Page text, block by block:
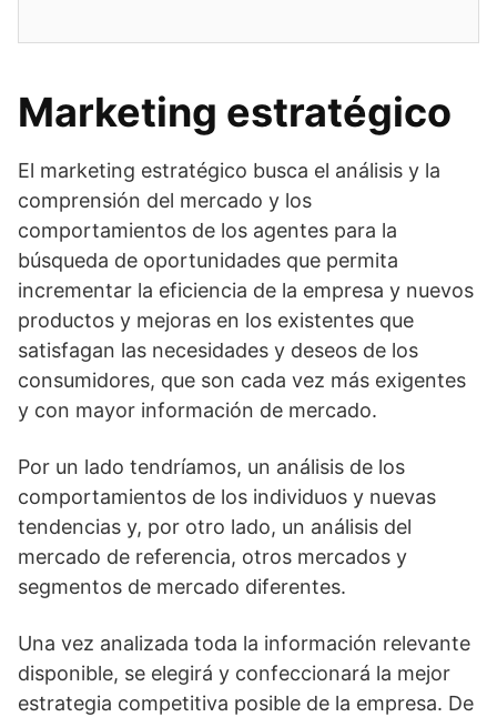
Marketing estratégico
El marketing estratégico busca el análisis y la
comprensión del mercado y los
comportamientos de los agentes para la
búsqueda de oportunidades que permita
incrementar la eficiencia de la empresa y nuevos
productos y mejoras en los existentes que
satisfagan las necesidades y deseos de los
consumidores, que son cada vez más exigentes
y con mayor información de mercado.
Por un lado tendríamos, un análisis de los
comportamientos de los individuos y nuevas
tendencias y, por otro lado, un análisis del
mercado de referencia, otros mercados y
segmentos de mercado diferentes.
Una vez analizada toda la información relevante
disponible, se elegirá y confeccionará la mejor
estrategia competitiva posible de la empresa. De